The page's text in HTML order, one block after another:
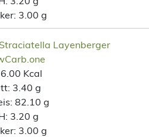
3.00 g
Layenberger
Kcal
3.40 g
82.10 g
3.20 g
3.00 g